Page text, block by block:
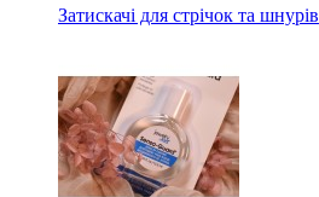
Затискачі для стрічок та шнурів